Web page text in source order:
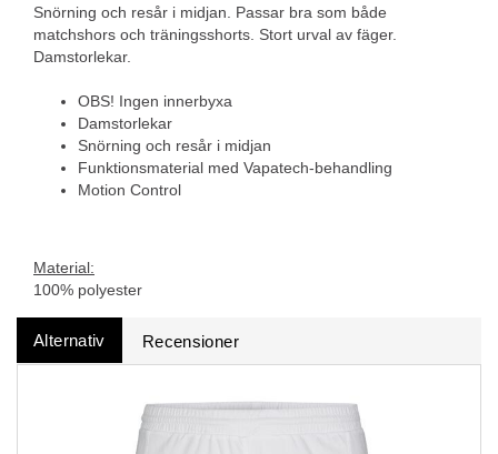
Snörning och resår i midjan. Passar bra som både
matchshors och träningsshorts. Stort urval av fäger.
Damstorlekar.
OBS! Ingen innerbyxa
Damstorlekar
Snörning och resår i midjan
Funktionsmaterial med Vapatech-behandling
Motion Control
Material:
100% polyester
Alternativ Recensioner